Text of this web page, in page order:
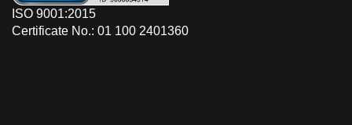
ISO 9001:2015
Certificate No.: 01 100 2401360